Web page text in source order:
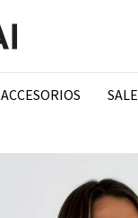
ACCESORIOS SALE